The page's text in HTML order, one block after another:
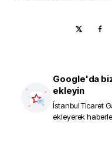
Google'da
ekleyin
İstanbul Ticaret
ekleyerek